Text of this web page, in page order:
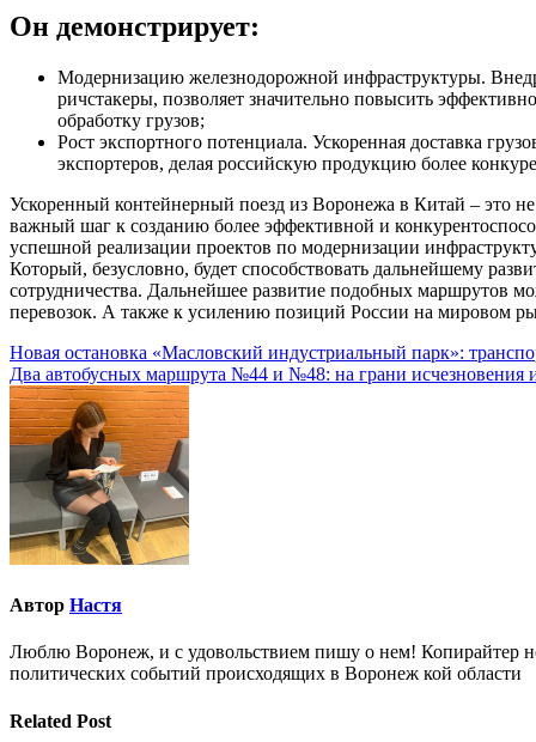
Он демонстрирует:
Модернизацию железнодорожной инфраструктуры.
ричстакеры, позволяет значительно повысить
обработку грузов;
Рост экспортного потенциала. Ускоренная доставка
экспортеров, делая российскую продукцию более
Ускоренный контейнерный поезд из Воронежа в Китай – это
важный шаг к созданию более эффективной и
успешной реализации проектов по модернизации
Который, безусловно, будет способствовать дальнейшему
сотрудничества. Дальнейшее развитие подобных маршрутов
перевозок. А также к усилению позиций России на мировом
Навигация
по
записям
Новая остановка «Масловский индустриальный парк»:
Два автобусных маршрута №44 и №48: на грани исчезновения
Автор Настя
Люблю Воронеж, и с удовольствием пишу о нем! Копирайтер
политических событий происходящих в Воронеж кой области
Related Post